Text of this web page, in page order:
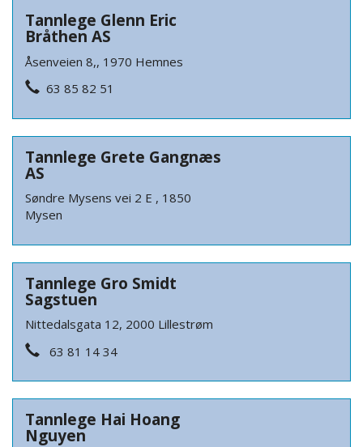
Tannlege Glenn Eric
Bråthen AS
Åsenveien 8,, 1970 Hemnes
63 85 82 51
Tannlege Grete Gangnæs
AS
Søndre Mysens vei 2 E , 1850
Mysen
Tannlege Gro Smidt
Sagstuen
Nittedalsgata 12, 2000 Lillestrøm
63 81 14 34
Tannlege Hai Hoang
Nguyen